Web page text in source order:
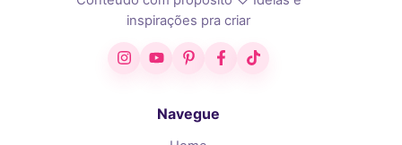
inspirações pra criar
InstagramYouTubePinterestFacebook
TikTok
Navegue